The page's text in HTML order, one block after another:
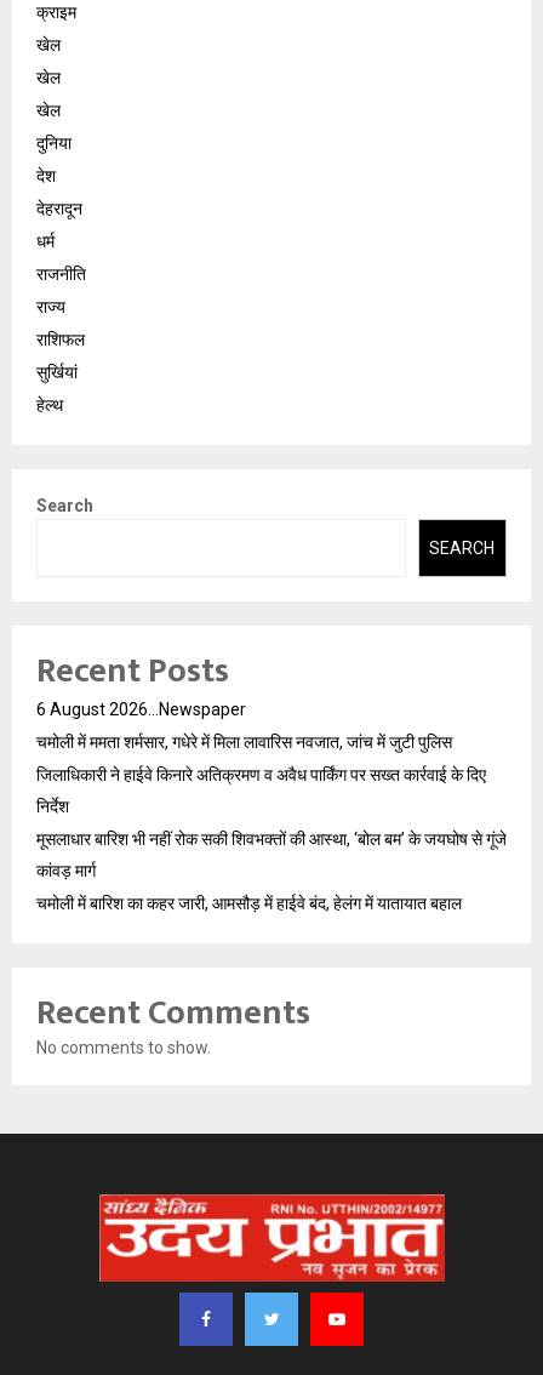
क्राइम
खेल
खेल
खेल
दुनिया
देश
देहरादून
धर्म
राजनीति
राज्य
राशिफल
सुर्खियां
हेल्थ
Search
SEARCH
Recent Posts
6 August 2026…Newspaper
चमोली में ममता शर्मसार, गधेरे में मिला लावारिस नवजात, जांच में जुटी पुलिस
जिलाधिकारी ने हाईवे किनारे अतिक्रमण व अवैध पार्किंग पर सख्त कार्रवाई के दिए
निर्देश
मूसलाधार बारिश भी नहीं रोक सकी शिवभक्तों की आस्था, ‘बोल बम’ के जयघोष से गूंजे
कांवड़ मार्ग
चमोली में बारिश का कहर जारी, आमसौड़ में हाईवे बंद, हेलंग में यातायात बहाल
Recent Comments
No comments to show.